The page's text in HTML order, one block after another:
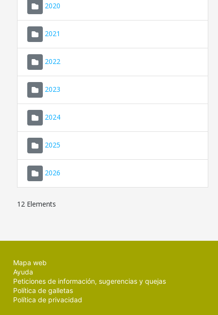
2020
2021
2022
2023
2024
2025
2026
12 Elements
Mapa web
Ayuda
Peticiones de información, sugerencias y quejas
Política de galletas
Política de privacidad